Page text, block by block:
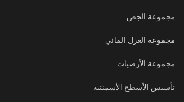
مجموعة الجص
مجموعة العزل المائي
مجموعة الأرضيات
تأسيس الأسطح الأسمنتية